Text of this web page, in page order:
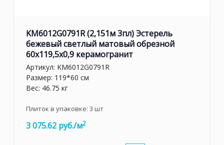
KM6012G0791R (2,151м 3пл) Эстерель
бежевый светлый матовый обрезной
60x119,5x0,9 керамогранит
Артикул: KM6012G0791R
Размер: 119*60 см
Вес: 46.75 кг
Плиток в упаковке: 3 шт
3 075.62 руб./м2